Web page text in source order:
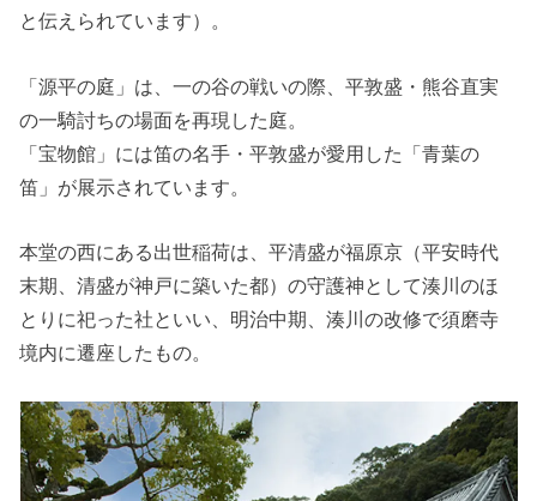
と伝えられています）。
「源平の庭」は、一の谷の戦いの際、平敦盛・熊谷直実
の一騎討ちの場面を再現した庭。
「宝物館」には笛の名手・平敦盛が愛用した「青葉の
笛」が展示されています。
本堂の西にある出世稲荷は、平清盛が福原京（平安時代
末期、清盛が神戸に築いた都）の守護神として湊川のほ
とりに祀った社といい、明治中期、湊川の改修で須磨寺
境内に遷座したもの。